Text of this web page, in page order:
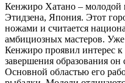
Кенжиро Хатано – молодой
Этидзена, Япония. Этот
ножами и считается
амбициозных мастеров.
Кенжиро проявил интерес к
завершения образования он
Основной областью его